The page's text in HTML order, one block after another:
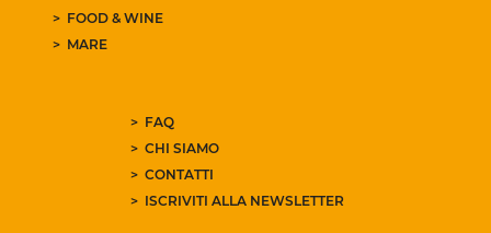
FOOD & WINE
MARE
FAQ
CHI SIAMO
CONTATTI
ISCRIVITI ALLA NEWSLETTER